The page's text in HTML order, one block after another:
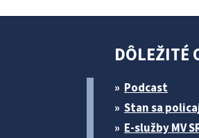
DÔLEŽITÉ
Podcast
Stan sa
E-služby MV